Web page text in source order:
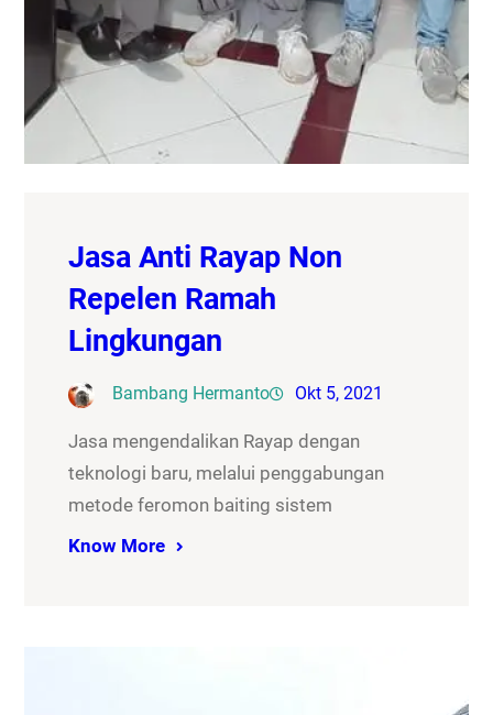
Jasa Anti Rayap Non
Repelen Ramah
Lingkungan
Bambang Hermanto Okt 5, 2021
Jasa mengendalikan Rayap dengan
teknologi baru, melalui penggabungan
metode feromon baiting sistem
Know More